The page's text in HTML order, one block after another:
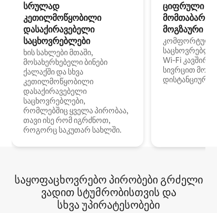
სრულად
კეთილმოწყობილი
დასაქირავებელი
საცხოვრებლები
ხის სახლები მთაში,
მოსახერხებელი ბინები
ქალაქში და სხვა
კეთილმოწყობილი
დასაქირავებელი
საცხოვრებლები,
რომლებშიც ყველა პირობაა,
თავი ისე რომ იგრძნოთ,
როგორც საკუთარ სახლში.
ციფრული
მოგზაური
კომფორტული
Wi‑Fi
სივრცით
დისტანციური
საყოფაცხოვრებო პირობები გრძელი
ვადით სტუმრობისთვის და
სხვა უპირატესობები